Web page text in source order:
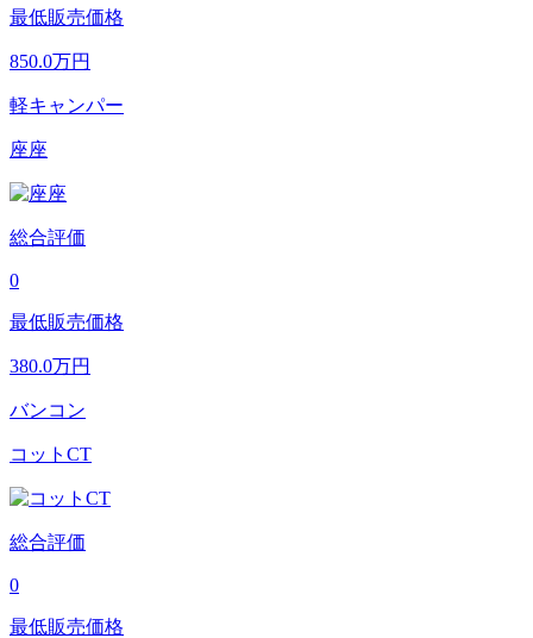
最低販売価格
850.0万円
軽キャンパー
座座
総合評価
0
最低販売価格
380.0万円
バンコン
コットCT
総合評価
0
最低販売価格